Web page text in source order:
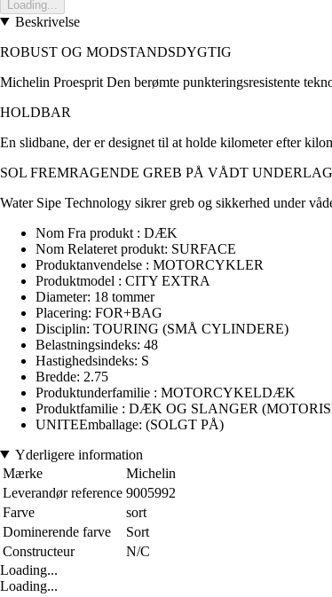
Loading...
Beskrivelse
ROBUST OG MODSTANDSDYGTIG
Michelin Proesprit Den berømte punkteringsresistente
HOLDBAR
En slidbane, der er designet til at holde kilometer efter
SOL FREMRAGENDE GREB PÅ VÅDT UNDERLAG
Water Sipe Technology sikrer greb og sikkerhed under
Nom Fra produkt : DÆK
Nom Relateret produkt: SURFACE
Produktanvendelse : MOTORCYKLER
Produktmodel : CITY EXTRA
Diameter: 18 tommer
Placering: FOR+BAG
Disciplin: TOURING (SMÅ CYLINDERE)
Belastningsindeks: 48
Hastighedsindeks: S
Bredde: 2.75
Produktunderfamilie : MOTORCYKELDÆK
Produktfamilie : DÆK OG SLANGER
UNITEEmballage: (SOLGT PÅ)
Yderligere information
Mærke
Michelin
Leverandør reference 9005992
Farve
sort
Dominerende farve
Sort
Constructeur
N/C
Loading...
Loading...